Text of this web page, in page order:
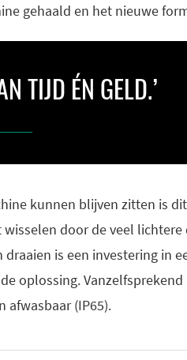
gehaald en het nieuwe
TIJD ÉN GELD.’
kunnen blijven zitten is
door de veel
is een investering in
oplossing.
afwasbaar (IP65).